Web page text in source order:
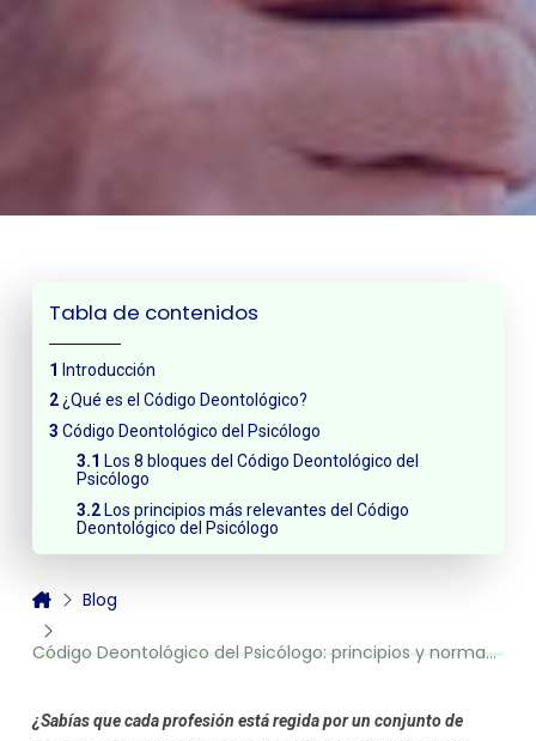
Tabla de contenidos
Introducción
¿Qué es el Código Deontológico?
Código Deontológico del Psicólogo
Los 8 bloques del Código Deontológico del
Psicólogo
Los principios más relevantes del Código
Deontológico del Psicólogo
Blog
Código Deontológico del Psicólogo: principios y normas para regular la profesión
¿Sabías que cada profesión está regida por un conjunto de